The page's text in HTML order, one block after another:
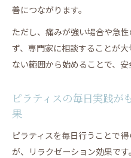
善につながります。
ただし、痛みが強い場合や急
ず、専門家に相談することが
ない範囲から始めることで、安
ピラティスの毎日実践が
果
ピラティスを毎日行うことで
が、リラクゼーション効果で